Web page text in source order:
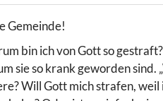
Gemeinde!
bin ich von Gott so
sie so krank geworden sind.
Will Gott mich strafen,